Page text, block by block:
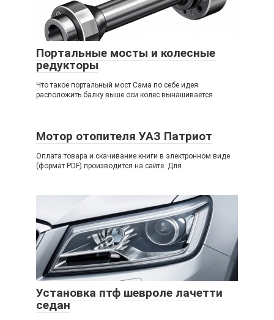
Портальные мосты и колесные
редукторы
Что такое портальный мост Сама по себе идея
расположить балку выше оси колес вынашивается
Мотор отопителя УАЗ Патриот
Оплата товара и скачивание книги в электронном виде
(формат PDF) производится на сайте. Для
Установка птф шевроле лачетти
седан